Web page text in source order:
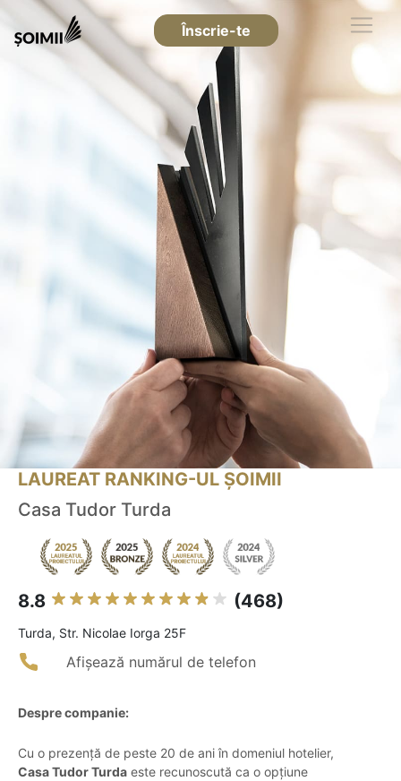
Înscrie-te
LAUREAT RANKING-UL ȘOIMII
Casa Tudor Turda
8.8 (468)
Turda, Str. Nicolae Iorga 25F
Afișează numărul de telefon
Despre companie:
Cu o prezență de peste 20 de ani în domeniul hotelier,
Casa Tudor Turda este recunoscută ca o opțiune